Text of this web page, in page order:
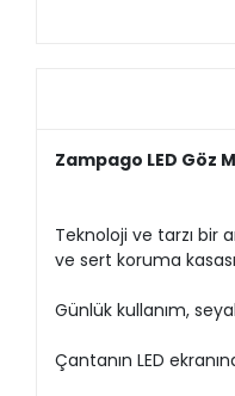
Zampago LED Göz
Teknoloji ve tarzı bir
ve sert koruma
Günlük kullanım,
Çantanın LED